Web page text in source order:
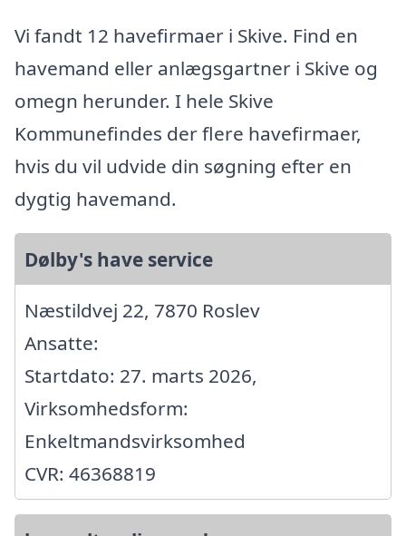
Vi fandt 12 havefirmaer i Skive. Find en
havemand eller anlægsgartner i Skive og
omegn herunder. I hele Skive
Kommunefindes der flere havefirmaer,
hvis du vil udvide din søgning efter en
dygtig havemand.
Dølby's have service
Næstildvej 22, 7870 Roslev
Ansatte:
Startdato: 27. marts 2026,
Virksomhedsform:
Enkeltmandsvirksomhed
CVR: 46368819